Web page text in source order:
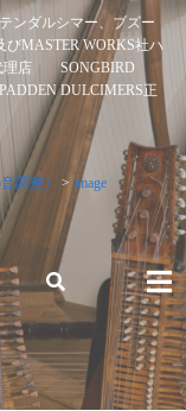
ンダルシマー、ブズー
MASTER WORKS社ハ
理店 SONGBIRD
DULCIMERS正
調整） >image
マウンテンダルシ
DUSTY STRINGS
シマー認定修理技術